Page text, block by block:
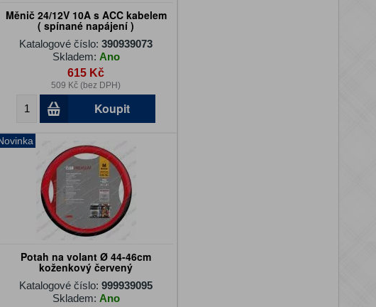
Měnič 24/12V 10A s ACC kabelem
( spínané napájení )
Katalogové číslo:390939073
Skladem: Ano
615 Kč
509 Kč (bez DPH)
Koupit
Potah na volant Ø 44-46cm
koženkový červený
Katalogové číslo:999939095
Skladem: Ano